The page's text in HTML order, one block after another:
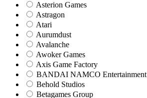
Asterion Games
Astragon
Atari
Aurumdust
Avalanche
Awoker Games
Axis Game Factory
BANDAI NAMCO Entertainment
Behold Studios
Betagames Group